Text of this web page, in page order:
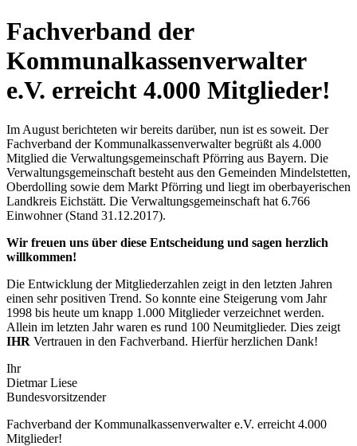
Fachverband der
Kommunalkassenverwalter
e.V. erreicht 4.000 Mitglieder!
Im August berichteten wir bereits darüber, nun ist es soweit. Der
Fachverband der Kommunalkassenverwalter begrüßt als 4.000
Mitglied die Verwaltungsgemeinschaft Pförring aus Bayern. Die
Verwaltungsgemeinschaft besteht aus den Gemeinden Mindelstetten,
Oberdolling sowie dem Markt Pförring und liegt im oberbayerischen
Landkreis Eichstätt. Die Verwaltungsgemeinschaft hat 6.766
Einwohner (Stand 31.12.2017).
Wir freuen uns über diese Entscheidung und sagen herzlich
willkommen!
Die Entwicklung der Mitgliederzahlen zeigt in den letzten Jahren
einen sehr positiven Trend. So konnte eine Steigerung vom Jahr
1998 bis heute um knapp 1.000 Mitglieder verzeichnet werden.
Allein im letzten Jahr waren es rund 100 Neumitglieder. Dies zeigt
IHR Vertrauen in den Fachverband. Hierfür herzlichen Dank!
Ihr
Dietmar Liese
Bundesvorsitzender
Fachverband der Kommunalkassenverwalter e.V. erreicht 4.000
Mitglieder!